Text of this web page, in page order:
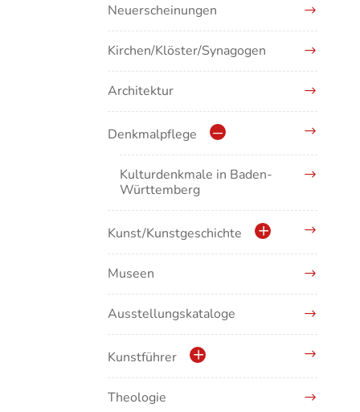
Neuerscheinungen
Kirchen/Klöster/Synagogen
Architektur
Denkmalpflege
Kulturdenkmale in Baden-
Württemberg
Kunst/Kunstgeschichte
Antike/Mittelalter
Renaissance/Barock/19.
Museen
Ausstellungskataloge
Kunstführer
Abonnement Kunstführer
Theologie